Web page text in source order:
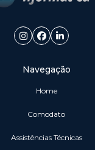
Navegação
Home
Comodato
Assistências Técnicas